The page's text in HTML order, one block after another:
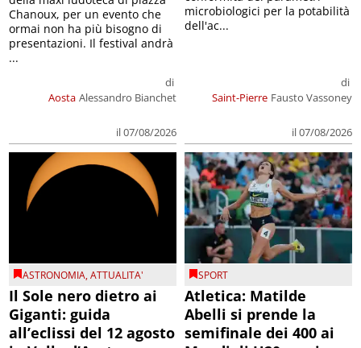
Aosta
di
Alessandro Bianchet
il 07/08/2026
Chanoux, per un evento che
ormai non ha più bisogno di
presentazioni. Il festival andrà
...
Saint-Pierre
di
Fausto Vassoney
il 07/08/2026
microbiologici per la potabilità
dell'ac...
ASTRONOMIA,ATTUALITA'
Il Sole nero dietro ai
Giganti: guida
all’eclissi del 12 agosto
SPORT
Atletica: Matilde
Abelli si prende la
semifinale dei 400 ai